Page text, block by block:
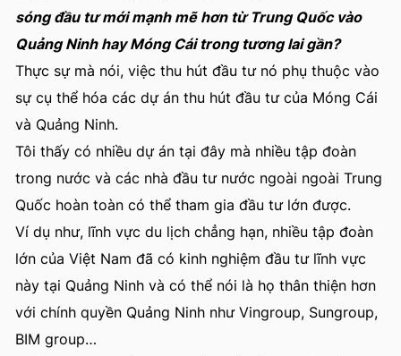
sóng đầu tư mới mạnh mẽ hơn từ Trung Quốc vào
Quảng Ninh hay Móng Cái trong tương lai gần?
Thực sự mà nói, việc thu hút đầu tư nó phụ thuộc vào
sự cụ thể hóa các dự án thu hút đầu tư của Móng Cái
và Quảng Ninh.
Tôi thấy có nhiều dự án tại đây mà nhiều tập đoàn
trong nước và các nhà đầu tư nước ngoài ngoài Trung
Quốc hoàn toàn có thể tham gia đầu tư lớn được.
Ví dụ như, lĩnh vực du lịch chẳng hạn, nhiều tập đoàn
lớn của Việt Nam đã có kinh nghiệm đầu tư lĩnh vực
này tại Quảng Ninh và có thể nói là họ thân thiện hơn
với chính quyền Quảng Ninh như Vingroup, Sungroup,
BIM group…